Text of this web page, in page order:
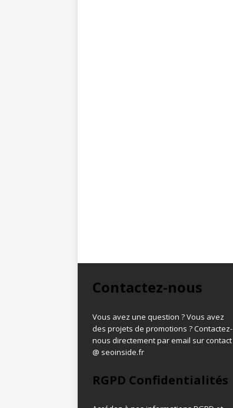
Contactez-nous
Vous avez une question ? Vous avez
des projets de promotions ? Contactez-
nous directement par email sur contact
@ seoinside.fr
RGPD Confidentialités